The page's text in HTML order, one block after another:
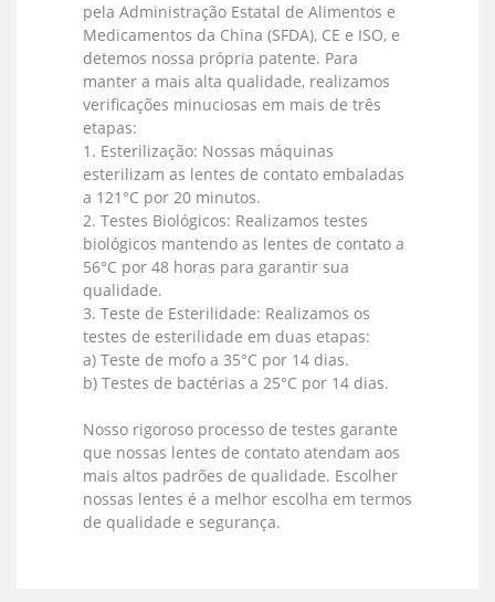
pela Administração Estatal de Alimentos e
Medicamentos da China (SFDA), CE e ISO, e
detemos nossa própria patente. Para
manter a mais alta qualidade, realizamos
verificações minuciosas em mais de três
etapas:
1. Esterilização: Nossas máquinas
esterilizam as lentes de contato embaladas
a 121°C por 20 minutos.
2. Testes Biológicos: Realizamos testes
biológicos mantendo as lentes de contato a
56°C por 48 horas para garantir sua
qualidade.
3. Teste de Esterilidade: Realizamos os
testes de esterilidade em duas etapas:
a) Teste de mofo a 35°C por 14 dias.
b) Testes de bactérias a 25°C por 14 dias.
Nosso rigoroso processo de testes garante
que nossas lentes de contato atendam aos
mais altos padrões de qualidade. Escolher
nossas lentes é a melhor escolha em termos
de qualidade e segurança.